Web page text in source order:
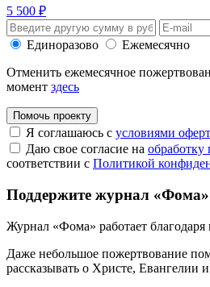
5 500 ₽
Единоразово
Ежемесячно
Отменить ежемесячное
момент здесь
Помочь проекту
Я соглашаюсь с условиями
Даю свое согласие на
соответствии с Политикой
Поддержите журнал «Фома»
Журнал «Фома» работает благодаря
Даже небольшое пожертвование
рассказывать о Христе, Евангелии